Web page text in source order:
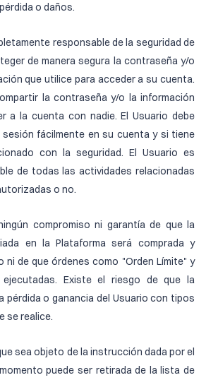
o daños.
responsable de la seguridad de
de manera segura la contraseña y/o
que utilice para acceder a su cuenta.
la contraseña y/o la información
a la cuenta con nadie. El Usuario debe
sesión fácilmente en su cuenta y si tiene
con la seguridad. El Usuario es
de todas las actividades relacionadas
o no.
compromiso ni garantía de que la
en la Plataforma será comprada y
ni de que órdenes como "Orden Límite" y
Existe el riesgo de que la
pérdida o ganancia del Usuario con tipos
se realice.
sea objeto de la instrucción dada por el
puede ser retirada de la lista de